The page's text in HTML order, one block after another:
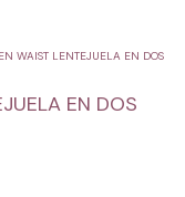
WAIST LENTEJUELA EN DOS
EN DOS